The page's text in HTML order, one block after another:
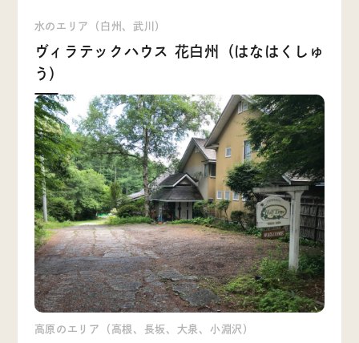
水のエリア（白州、武川）
ヴィラテックハウス 花白州（はなはくしゅ
う）
高原のエリア（高根、長坂、大泉、小淵沢）